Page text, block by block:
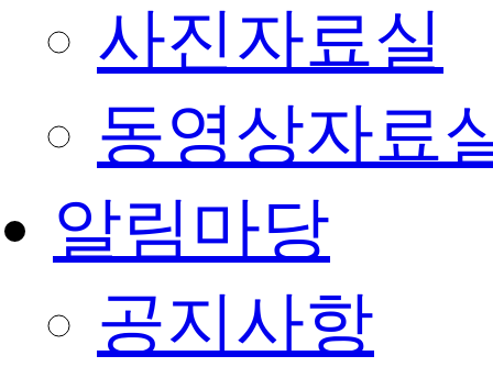
사진자료실
동영상자료
알림마당
공지사항